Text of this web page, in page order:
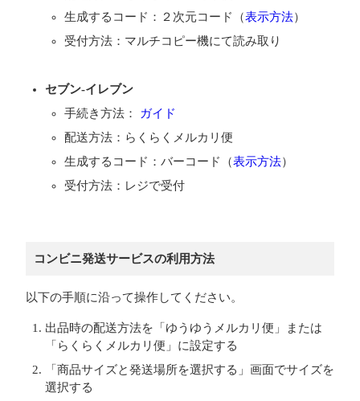
生成するコード：２次元コード（表示方法）
受付方法：マルチコピー機にて読み取り
セブン-イレブン
手続き方法：
ガイド
配送方法：らくらくメルカリ便
生成するコード：バーコード（表示方法）
受付方法：レジで受付
コンビニ発送サービスの利用方法
以下の手順に沿って操作してください。
出品時の配送方法を「ゆうゆうメルカリ便」または
「らくらくメルカリ便」に設定する
「商品サイズと発送場所を選択する」画面でサイズを
選択する